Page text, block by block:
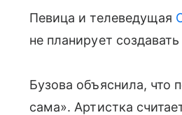
Певица и телеведущая
не планирует
Бузова объяснила, что
сама». Артистка